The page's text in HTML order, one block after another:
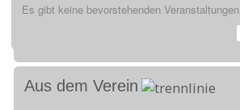
Es gibt keine bevorstehenden Veranstaltungen.
Aus dem Verein